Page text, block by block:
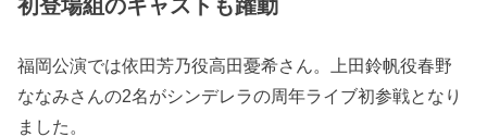
初登場組のキャストも躍動
福岡公演では依田芳乃役高田憂希さん。上田鈴帆役春野
ななみさんの2名がシンデレラの周年ライブ初参戦となり
ました。